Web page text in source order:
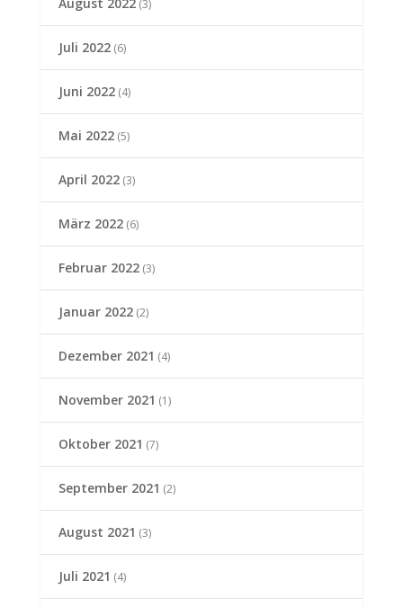
(3)
Juli 2022(6)
Juni 2022(4)
Mai 2022(5)
April 2022(3)
März 2022(6)
Februar 2022(3)
Januar 2022(2)
Dezember 2021 (4)
November 2021 (1)
Oktober 2021 (7)
September 2021 (2)
August 2021 (3)
Juli 2021 (4)